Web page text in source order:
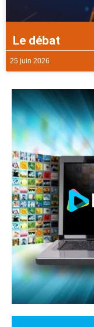
Le débat
25 juin 2026